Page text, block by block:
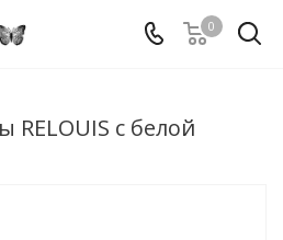
0
RELOUIS с белой